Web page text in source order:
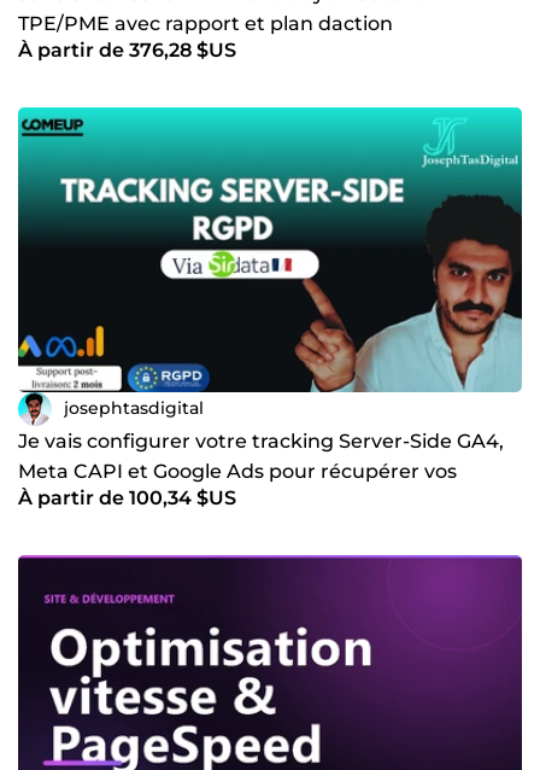
TPE/PME avec rapport et plan daction
À partir de 376,28 $US
josephtasdigital
Je vais configurer votre tracking Server-Side GA4,
Meta CAPI et Google Ads pour récupérer vos
conversions
À partir de 100,34 $US